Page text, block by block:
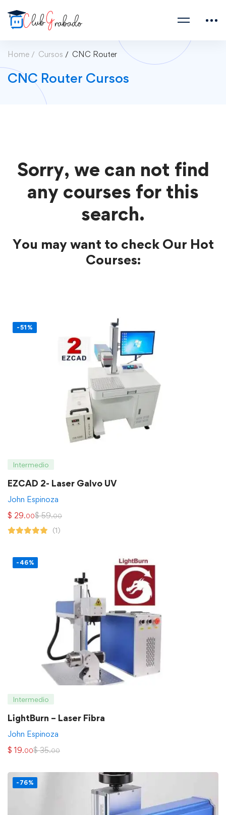
Home Cursos CNC Router
CNC Router Cursos
Sorry, we can not find
any courses for this
search.
You may want to check Our Hot
Courses:
-51%
Intermedio
EZCAD 2- Laser Galvo UV
John Espinoza
$ 29.00$59.00
(1)
-46%
Intermedio
LightBurn – Laser Fibra
John Espinoza
$ 19.00$35.00
-76%